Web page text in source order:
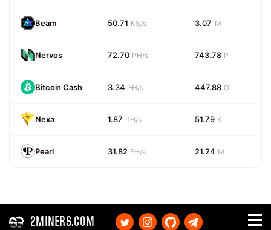
Beam 50.71 KS/s 3.07 M
Nervos 72.70 PH/s 743.78 P
Bitcoin Cash 3.34 EH/s 447.88 G
Nexa 1.87 TH/s 51.79 K
Pearl 31.82 EH/s 21.24 M
2MINERS.COM